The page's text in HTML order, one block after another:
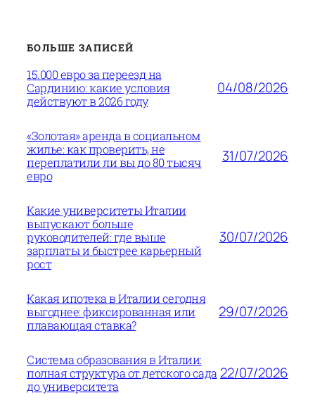
БОЛЬШЕ ЗАПИСЕЙ
15.000 евро за переезд на
Сардинию: какие условия
действуют в 2026 году
04/08/2026
«Золотая» аренда в социальном
жилье: как проверить, не
переплатили ли вы до 80 тысяч
евро
31/07/2026
Какие университеты Италии
выпускают больше
руководителей: где выше
зарплаты и быстрее карьерный
рост
30/07/2026
Какая ипотека в Италии сегодня
выгоднее: фиксированная или
плавающая ставка?
29/07/2026
Система образования в Италии:
полная структура от детского сада
до университета
22/07/2026